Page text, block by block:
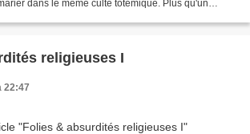
dans le même culte totémique. Plus qu'un
religieuses I
22:47